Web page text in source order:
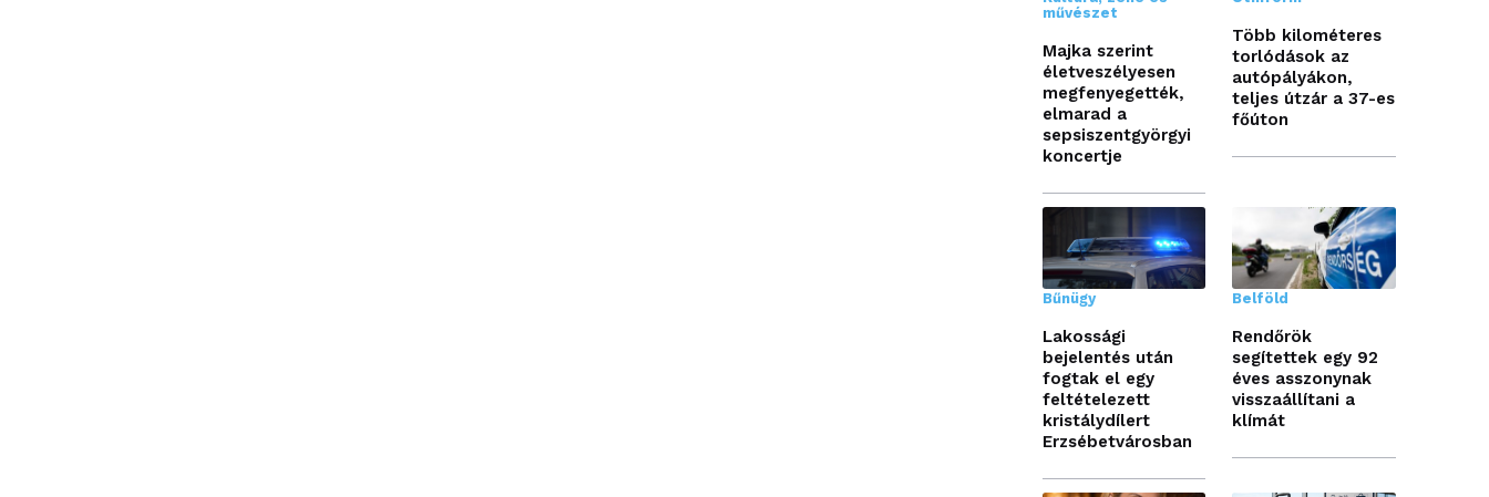
művészet
Majka szerint
életveszélyesen
megfenyegették,
elmarad a
sepsiszentgyörgyi
koncertje
Több kilométeres
torlódások az
autópályákon,
teljes útzár a 37-es
főúton
Bűnügy
Lakossági
bejelentés után
fogtak el egy
feltételezett
kristálydílert
Erzsébetvárosban
Belföld
Rendőrök
segítettek egy 92
éves asszonynak
visszaállítani a
klímát